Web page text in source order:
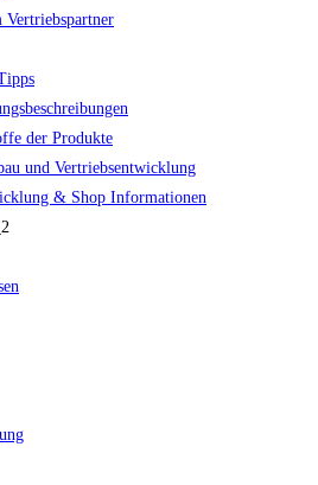
der Produkte
und Vertriebsentwicklung
& Shop Informationen